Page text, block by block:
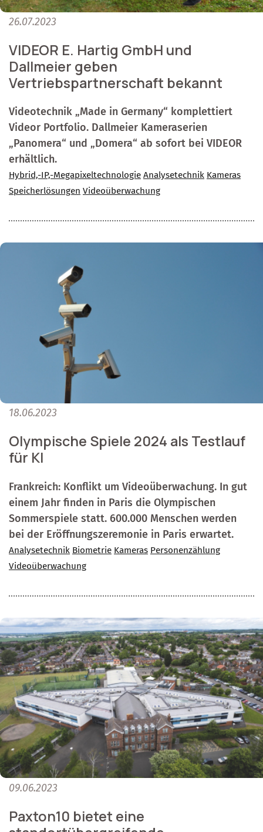
26.07.2023
VIDEOR E. Hartig GmbH und
Dallmeier geben
Vertriebspartnerschaft bekannt
Videotechnik „Made in Germany“ komplettiert
Videor Portfolio. Dallmeier Kameraserien
„Panomera“ und „Domera“ ab sofort bei VIDEOR
erhältlich.
Hybrid,-IP,-Megapixeltechnologie Analysetechnik Kameras
Speicherlösungen Videoüberwachung
18.06.2023
Olympische Spiele 2024 als Testlauf
für KI
Frankreich: Konflikt um Videoüberwachung. In gut
einem Jahr finden in Paris die Olympischen
Sommerspiele statt. 600.000 Menschen werden
bei der Eröffnungszeremonie in Paris erwartet.
Analysetechnik Biometrie Kameras Personenzählung
Videoüberwachung
09.06.2023
Paxton10 bietet eine